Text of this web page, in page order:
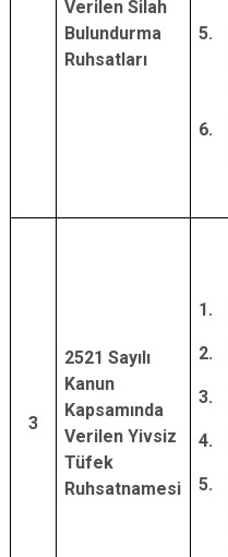
Verilen Silah
Bulundurma
Ruhsatları
5.
6.
3
2521 Sayılı
Kanun
Kapsamında
Verilen Yivsiz
Tüfek
Ruhsatnamesi
1.
2.
3.
4.
5.